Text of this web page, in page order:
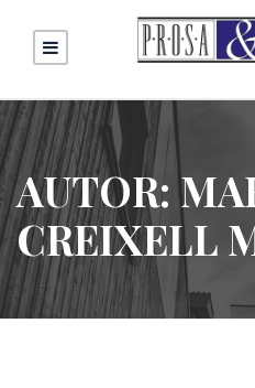
AUTOR:
CREIXELL